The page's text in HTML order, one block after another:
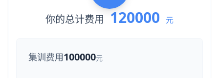
你的总计费用 120000 元
集训费用100000元